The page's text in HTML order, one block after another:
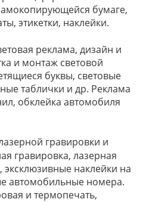
бумаге,
этикетки, наклейки.
реклама, дизайн и
и монтаж световой
буквы, световые
таблички и др. Реклама
обклейка автомобиля
гравировки и
гравировка, лазерная
наклейки на
автомобильные номера.
и термопечать,